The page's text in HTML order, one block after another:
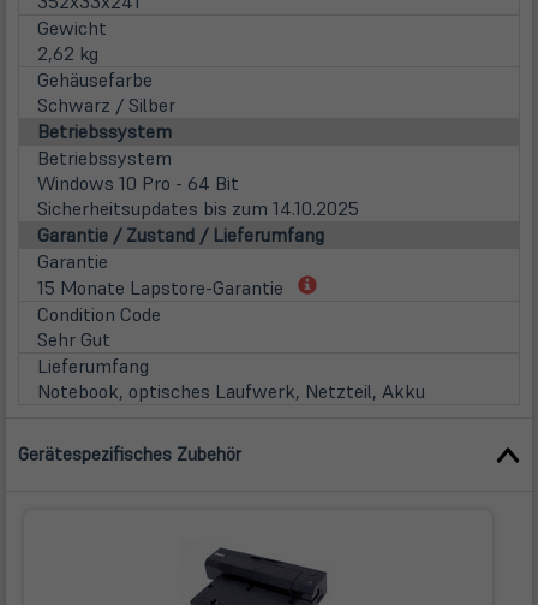
Gewicht
2,62 kg
Gehäusefarbe
Schwarz / Silber
Betriebssystem
Betriebssystem
Windows 10 Pro - 64 Bit
Sicherheitsupdates bis zum 14.10.2025
Garantie / Zustand / Lieferumfang
Garantie
15 Monate Lapstore-Garantie
(öffnet
Condition Code
Sehr Gut
Lieferumfang
Notebook, optisches Laufwerk, Netzteil, Akku
Gerätespezifisches Zubehör